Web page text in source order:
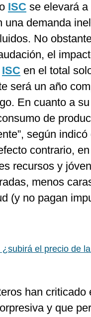
ISC se elevará
una demanda
No
el
ISC en el total
será un año
En cuanto a
de
según
contrario,
recursos y
menos
(y no pagan
el precio de
han criticado
y que